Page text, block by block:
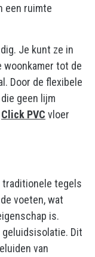
een ruimte
Je kunt ze in
woonkamer tot de
Door de flexibele
geen lijm
Click PVC vloer
traditionele tegels
voeten, wat
is.
Dit
van